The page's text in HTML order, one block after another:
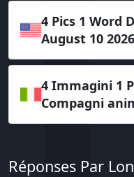
4 Pics 1 Word
August 10 2026
4 Immagini 1
Compagni
Réponses Par